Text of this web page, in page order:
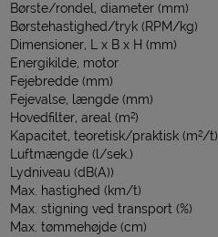
Børste/rondel, diameter (mm)
Børstehastighed/tryk (RPM/kg)
Dimensioner, L x B x H (mm)
Energikilde, motor
Fejebredde (mm)
Fejevalse, længde (mm)
Hovedfilter, areal (m²)
Kapacitet, teoretisk/praktisk (m²/t)
Luftmængde (l/sek.)
Lydniveau (dB(A))
Max. hastighed (km/t)
Max. stigning ved transport (%)
Max. tømmehøjde (cm)